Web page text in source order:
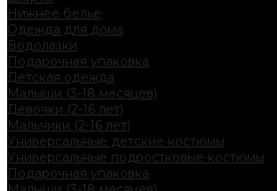
Нижнее белье
Одежда для дома
Водолазки
Подарочная упаковка
Детская одежда
Малыши (3-18 месяцев)
Девочки (2-16 лет)
Мальчики (2-16 лет)
Универсальные детские костюмы
Универсальные подростковые костюмы
Подарочная упаковка